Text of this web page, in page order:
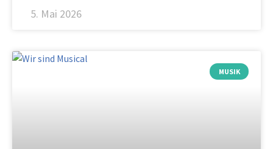
5. Mai 2026
MUSIK